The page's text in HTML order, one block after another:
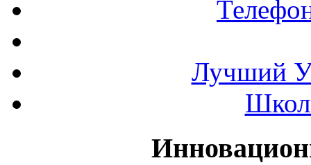
Лучший